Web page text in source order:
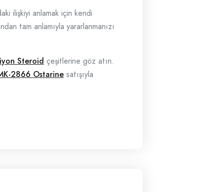
ilişkiyi anlamak için kendi
tam anlamıyla yararlanmanızı
Steroid çeşitlerine göz atın.
2866 Ostarine satışıyla